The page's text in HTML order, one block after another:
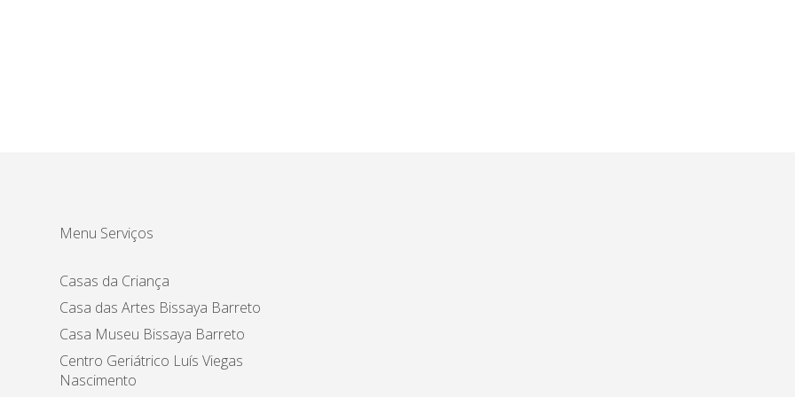
Menu Serviços
Casas da Criança
Casa das Artes Bissaya Barreto
Casa Museu Bissaya Barreto
Centro Geriátrico Luís Viegas
Nascimento